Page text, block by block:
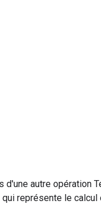
autre opération
représente le calcul